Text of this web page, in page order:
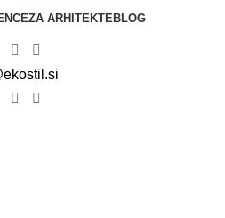
ZA ARHITEKTEBLOG